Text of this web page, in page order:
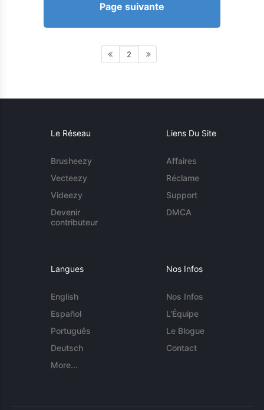
Page suivante
2
Le Réseau
Brusheezy
Vecteezy
Videezy
Devenir
contributeur
Liens Du Site
Affaires
Réclame
Support
DMCA
Langues
English
Español
Português
Deutsch
More...
Nos Infos
Nos Infos
L'Équipe
Le Blogue
Contact